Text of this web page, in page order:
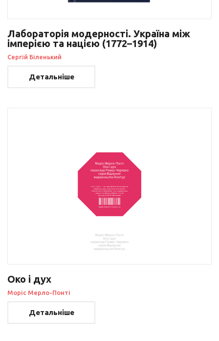
Лабораторія модерності. Україна між
імперією та нацією (1772–1914)
Сергій Біленький
Детальніше
Око і дух
Моріс Мерло-Понті
Детальніше